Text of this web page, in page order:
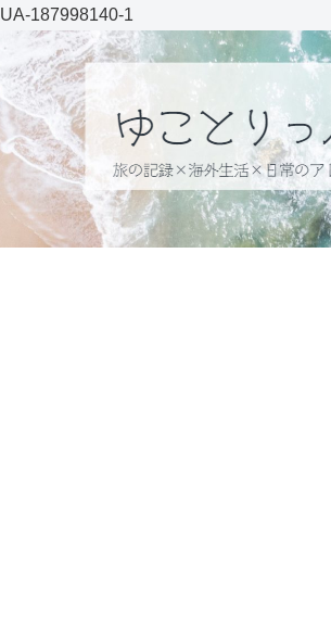
UA-187998140-1